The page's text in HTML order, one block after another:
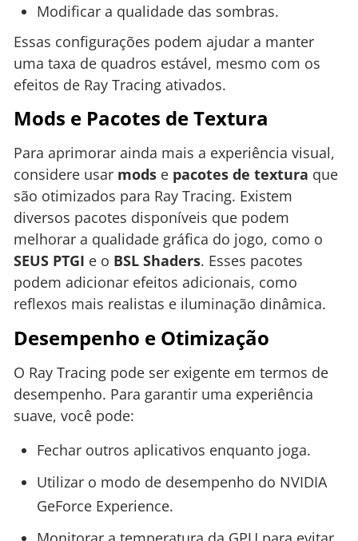
Modificar a qualidade das sombras.
Essas configurações podem ajudar a manter
uma taxa de quadros estável, mesmo com os
efeitos de Ray Tracing ativados.
Mods e Pacotes de Textura
Para aprimorar ainda mais a experiência visual,
considere usar mods e pacotes de textura que
são otimizados para Ray Tracing. Existem
diversos pacotes disponíveis que podem
melhorar a qualidade gráfica do jogo, como o
SEUS PTGI e o BSL Shaders. Esses pacotes
podem adicionar efeitos adicionais, como
reflexos mais realistas e iluminação dinâmica.
Desempenho e Otimização
O Ray Tracing pode ser exigente em termos de
desempenho. Para garantir uma experiência
suave, você pode:
Fechar outros aplicativos enquanto joga.
Utilizar o modo de desempenho do NVIDIA
GeForce Experience.